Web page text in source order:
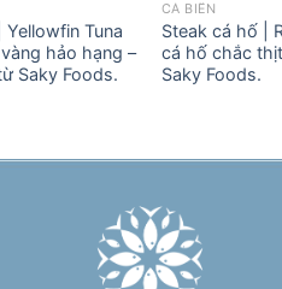
Tuna
hảo hạng –
Saky Foods.
CÁ BIỂN
Steak cá hố |
cá hố chắc
Saky Foods.